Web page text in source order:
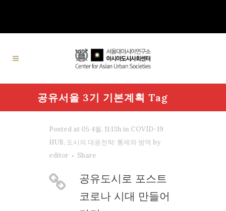
공유서울 3기 기본계획 Tag
Posted at 05 4월, 11:13h in COVID-19
HUB, 도시의 대응전략: 통제와 방역 by
editor
Share
공유도시로 포스트
코로나 시대 만들어